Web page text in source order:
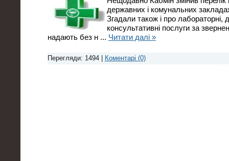
державних і комунальних
Згадали також і про лабораторні,
консультативні послуги за
надають без н ... Читати далі »
Перегляди: 1494 | Коментарі (0)